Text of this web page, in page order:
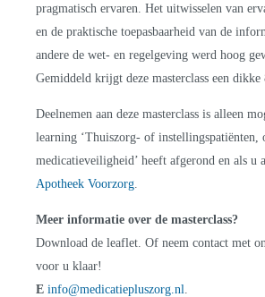
pragmatisch ervaren. Het uitwisselen van
en de praktische toepasbaarheid van de
andere de wet- en regelgeving werd hoog
Gemiddeld krijgt deze masterclass een dikke
Deelnemen aan deze masterclass is alleen
learning ‘Thuiszorg- of instellingspatiënten,
medicatieveiligheid’ heeft afgerond en als u
Apotheek Voorzorg
Meer informatie over de masterclass?
Download de leaflet. Of neem contact met
voor u klaar!
E info@medicatiepluszorg.nl